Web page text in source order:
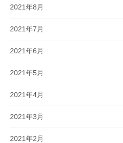
2021年8月
2021年7月
2021年6月
2021年5月
2021年4月
2021年3月
2021年2月